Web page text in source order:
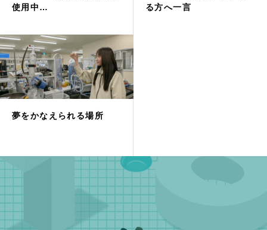
使用中…
る方へ一言
夢をかなえられる場所